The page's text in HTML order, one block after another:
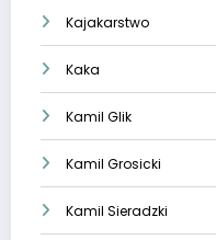
Kajakarstwo
Kaka
Kamil Glik
Kamil Grosicki
Kamil Sieradzki